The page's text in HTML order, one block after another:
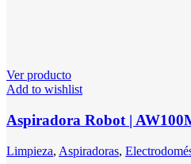
Ver producto
Add to wishlist
Aspiradora Robot |
Limpieza, Aspiradoras,